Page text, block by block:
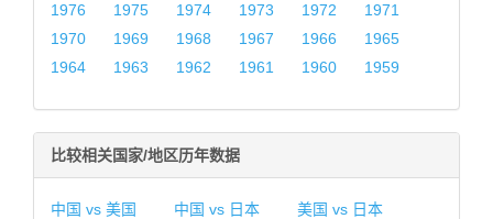
1976
1975 1974 1973 1972
1971
1970
1969 1968 1967 1966
1965
1964
1963 1962 1961 1960 1959
比较相关国家/地区历年数据
中国 vs 美国 中国 vs 日本
美国 vs 日本